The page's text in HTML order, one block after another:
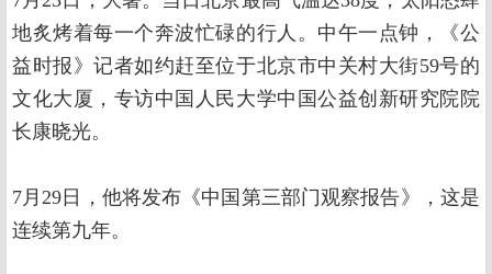
地炙烤着每一个奔波忙碌的行人。中午一点钟，《公
益时报》记者如约赶至位于北京市中关村大街59号的
文化大厦，专访中国人民大学中国公益创新研究院院
长康晓光。
7月29日，他将发布《中国第三部门观察报告》，这是
连续第九年。